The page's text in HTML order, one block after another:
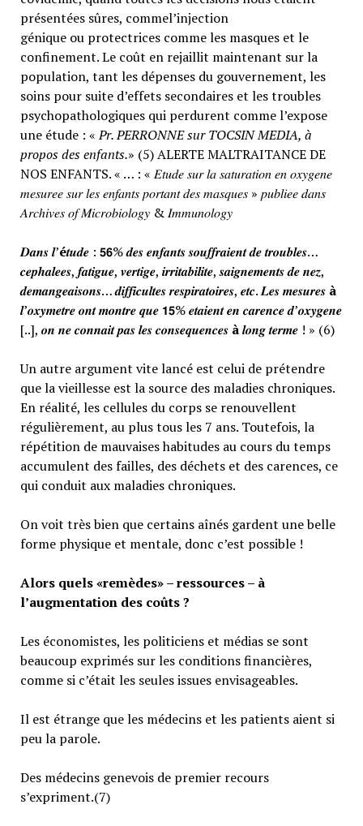
présentées sûres, commel’injection
génique ou protectrices comme les masques et le
confinement. Le coût en rejaillit maintenant sur la
population, tant les dépenses du gouvernement, les
soins pour suite d’effets secondaires et les troubles
psychopathologiques qui perdurent comme l’expose
une étude : «Pr. PERRONNE sur TOCSIN MEDIA, à
propos des enfants.» (5) ALERTE MALTRAITANCE DE
NOS ENFANTS. « … : « 𝐸𝑡𝑢𝑑𝑒 𝑠𝑢𝑟 𝑙𝑎 𝑠𝑎𝑡𝑢𝑟𝑎𝑡𝑖𝑜𝑛 𝑒𝑛 𝑜𝑥𝑦𝑔𝑒𝑛𝑒
𝑚𝑒𝑠𝑢𝑟𝑒𝑒 𝑠𝑢𝑟 𝑙𝑒𝑠 𝑒𝑛𝑓𝑎𝑛𝑡𝑠 𝑝𝑜𝑟𝑡𝑎𝑛𝑡 𝑑𝑒𝑠 𝑚𝑎𝑠𝑞𝑢𝑒𝑠 » 𝑝𝑢𝑏𝑙𝑖𝑒𝑒 𝑑𝑎𝑛𝑠
𝐴𝑟𝑐ℎ𝑖𝑣𝑒𝑠 𝑜𝑓 𝑀𝑖𝑐𝑟𝑜𝑏𝑖𝑜𝑙𝑜𝑔𝑦 & 𝐼𝑚𝑚𝑢𝑛𝑜𝑙𝑜𝑔𝑦
𝑫𝒂𝒏𝒔 𝒍’é𝒕𝒖𝒅𝒆 : 𝟱𝟲% 𝒅𝒆𝒔 𝒆𝒏𝒇𝒂𝒏𝒕𝒔 𝒔𝒐𝒖𝒇𝒇𝒓𝒂𝒊𝒆𝒏𝒕 𝒅𝒆 𝒕𝒓𝒐𝒖𝒃𝒍𝒆𝒔…
𝒄𝒆𝒑𝒉𝒂𝒍𝒆𝒆𝒔, 𝒇𝒂𝒕𝒊𝒈𝒖𝒆, 𝒗𝒆𝒓𝒕𝒊𝒈𝒆, 𝒊𝒓𝒓𝒊𝒕𝒂𝒃𝒊𝒍𝒊𝒕𝒆, 𝒔𝒂𝒊𝒈𝒏𝒆𝒎𝒆𝒏𝒕𝒔 𝒅𝒆 𝒏𝒆𝒛,
𝒅𝒆𝒎𝒂𝒏𝒈𝒆𝒂𝒊𝒔𝒐𝒏𝒔… 𝒅𝒊𝒇𝒇𝒊𝒄𝒖𝒍𝒕𝒆𝒔 𝒓𝒆𝒔𝒑𝒊𝒓𝒂𝒕𝒐𝒊𝒓𝒆𝒔, 𝒆𝒕𝒄. 𝑳𝒆𝒔 𝒎𝒆𝒔𝒖𝒓𝒆𝒔 à
𝒍’𝒐𝒙𝒚𝒎𝒆𝒕𝒓𝒆 𝒐𝒏𝒕 𝒎𝒐𝒏𝒕𝒓𝒆 𝒒𝒖𝒆 𝟭𝟱% 𝒆𝒕𝒂𝒊𝒆𝒏𝒕 𝒆𝒏 𝒄𝒂𝒓𝒆𝒏𝒄𝒆 𝒅’𝒐𝒙𝒚𝒈𝒆𝒏𝒆
[..], 𝒐𝒏 𝒏𝒆 𝒄𝒐𝒏𝒏𝒂𝒊𝒕 𝒑𝒂𝒔 𝒍𝒆𝒔 𝒄𝒐𝒏𝒔𝒆𝒒𝒖𝒆𝒏𝒄𝒆𝒔 à𝒍𝒐𝒏𝒈 𝒕𝒆𝒓𝒎𝒆 ! » (6)
Un autre argument vite lancé est celui de prétendre
que la vieillesse est la source des maladies chroniques.
En réalité, les cellules du corps se renouvellent
régulièrement, au plus tous les 7 ans. Toutefois, la
répétition de mauvaises habitudes au cours du temps
accumulent des failles, des déchets et des carences, ce
qui conduit aux maladies chroniques.
On voit très bien que certains aînés gardent une belle
forme physique et mentale, donc c’est possible !
Alors quels «remèdes» – ressources – à
l’augmentation des coûts ?
Les économistes, les politiciens et médias se sont
beaucoup exprimés sur les conditions financières,
comme si c’était les seules issues envisageables.
Il est étrange que les médecins et les patients aient si
peu la parole.
Des médecins genevois de premier recours
s’expriment.(7)